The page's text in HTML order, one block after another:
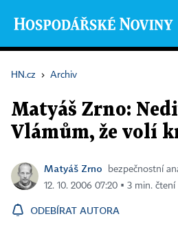
HN.cz › Archiv
Matyáš Zrno:
Vlámům, že volí
Matyáš Zrno
bezpečnostní
12. 10. 2006 07:20 ▪ 3 min. čtení
ODEBÍRAT AUTORA